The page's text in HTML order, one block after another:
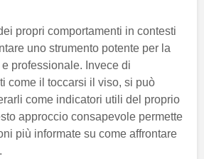
propri comportamenti in contesti
uno strumento potente per la
professionale. Invece di
come il toccarsi il viso, si può
come indicatori utili del proprio
approccio consapevole permette
più informate su come affrontare